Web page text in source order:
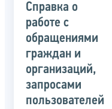
Справка о
работе с
обращениями
граждан и
организаций,
запросами
пользователей